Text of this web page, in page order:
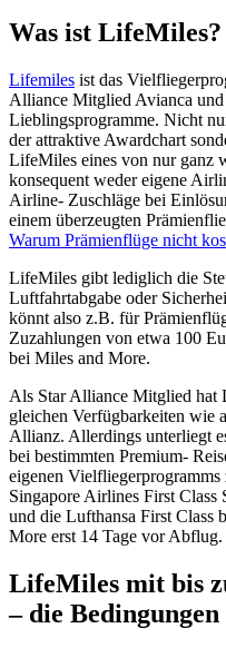
Was ist LifeMiles?
Lifemiles ist das
Alliance Mitglied Avianca und
Lieblingsprogramme. Nicht
der attraktive Awardchart
LifeMiles eines von nur ganz
konsequent weder eigene
Airline- Zuschläge bei
einem überzeugten
Warum Prämienflüge nicht
LifeMiles gibt lediglich die
Luftfahrtabgabe oder
könnt also z.B. für
Zuzahlungen von etwa 100
bei Miles and More.
Als Star Alliance Mitglied
gleichen Verfügbarkeiten wie
Allianz. Allerdings unterliegt
bei bestimmten Premium-
eigenen
Singapore Airlines First
und die Lufthansa First Class
More erst 14 Tage vor Abflug.
LifeMiles mit bis
– die Bedingungen